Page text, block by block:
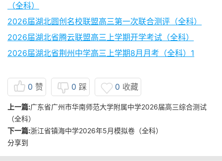
（全科）
2026届湖北圆创名校联盟高三第一次联合测评（全科）
2026届湖北省腾云联盟高三上学期开学考试（全科）
2026届湖北省荆州中学高三上学期8月月考（全科）1
0 赞 0 踩 0 收藏
上一篇:广东省广州市华南师范大学附属中学2026届高三综合测试
（全科）
下一篇:浙江省镇海中学2026年5月模拟卷（全科）
分享到